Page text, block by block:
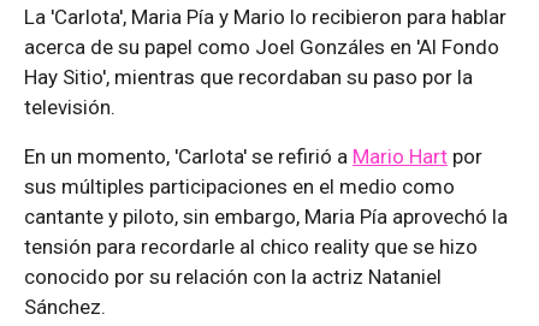
La 'Carlota', Maria Pía y Mario lo recibieron para hablar
acerca de su papel como Joel Gonzáles en 'Al Fondo
Hay Sitio', mientras que recordaban su paso por la
televisión.
En un momento, 'Carlota' se refirió a Mario Hart por
sus múltiples participaciones en el medio como
cantante y piloto, sin embargo, Maria Pía aprovechó la
tensión para recordarle al chico reality que se hizo
conocido por su relación con la actriz Nataniel
Sánchez.